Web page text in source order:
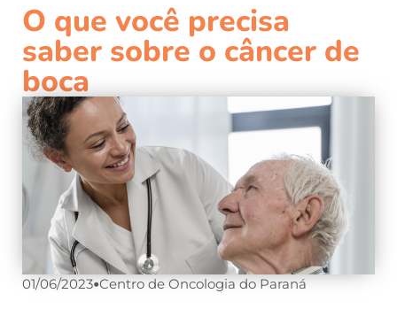
O que você precisa
saber sobre o câncer de
boca
01/06/2023•Centro de Oncologia do Paraná